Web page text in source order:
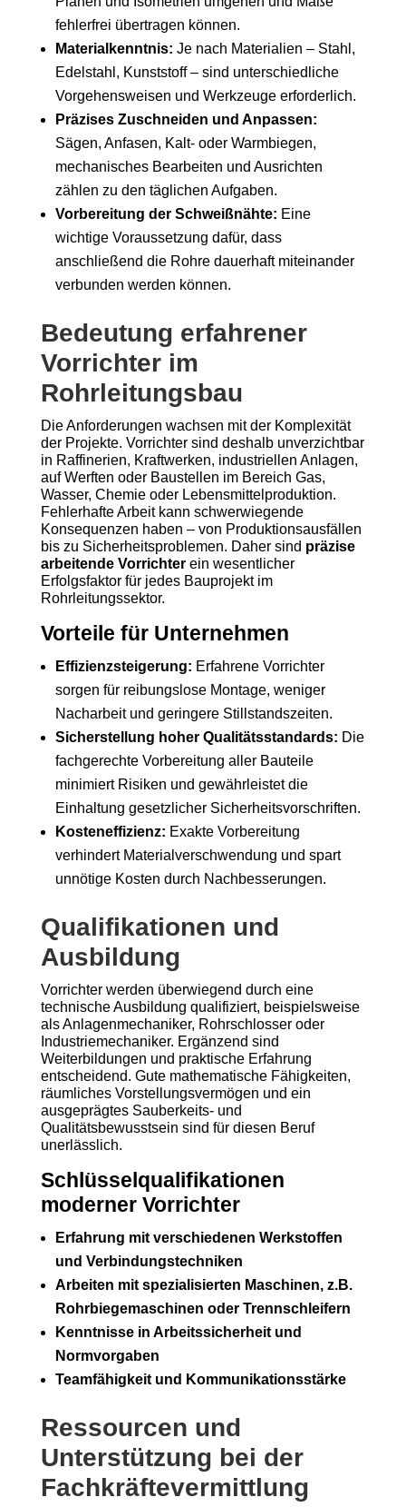
fehlerfrei übertragen können.
Materialkenntnis: Je nach Materialien – Stahl,
Edelstahl, Kunststoff – sind unterschiedliche
Vorgehensweisen und Werkzeuge erforderlich.
Präzises Zuschneiden und Anpassen:
Sägen, Anfasen, Kalt- oder Warmbiegen,
mechanisches Bearbeiten und Ausrichten
zählen zu den täglichen Aufgaben.
Vorbereitung der Schweißnähte: Eine
wichtige Voraussetzung dafür, dass
anschließend die Rohre dauerhaft miteinander
verbunden werden können.
Bedeutung erfahrener
Vorrichter im
Rohrleitungsbau
Die Anforderungen wachsen mit der Komplexität
der Projekte. Vorrichter sind deshalb unverzichtbar
in Raffinerien, Kraftwerken, industriellen Anlagen,
auf Werften oder Baustellen im Bereich Gas,
Wasser, Chemie oder Lebensmittelproduktion.
Fehlerhafte Arbeit kann schwerwiegende
Konsequenzen haben – von Produktionsausfällen
bis zu Sicherheitsproblemen. Daher sind präzise
arbeitende Vorrichterein wesentlicher
Erfolgsfaktor für jedes Bauprojekt im
Rohrleitungssektor.
Vorteile für Unternehmen
Effizienzsteigerung: Erfahrene Vorrichter
sorgen für reibungslose Montage, weniger
Nacharbeit und geringere Stillstandszeiten.
Sicherstellung hoher Qualitätsstandards: Die
fachgerechte Vorbereitung aller Bauteile
minimiert Risiken und gewährleistet die
Einhaltung gesetzlicher Sicherheitsvorschriften.
Kosteneffizienz: Exakte Vorbereitung
verhindert Materialverschwendung und spart
unnötige Kosten durch Nachbesserungen.
Qualifikationen und
Ausbildung
Vorrichter werden überwiegend durch eine
technische Ausbildung qualifiziert, beispielsweise
als Anlagenmechaniker, Rohrschlosser oder
Industriemechaniker. Ergänzend sind
Weiterbildungen und praktische Erfahrung
entscheidend. Gute mathematische Fähigkeiten,
räumliches Vorstellungsvermögen und ein
ausgeprägtes Sauberkeits- und
Qualitätsbewusstsein sind für diesen Beruf
unerlässlich.
Schlüsselqualifikationen
moderner Vorrichter
Erfahrung mit verschiedenen Werkstoffen
und Verbindungstechniken
Arbeiten mit spezialisierten Maschinen, z.B.
Rohrbiegemaschinen oder Trennschleifern
Kenntnisse in Arbeitssicherheit und
Normvorgaben
Teamfähigkeit und Kommunikationsstärke
Ressourcen und
Unterstützung bei der
Fachkräftevermittlung